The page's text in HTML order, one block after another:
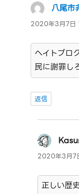
八尾市
2020年3月7日
ヘイトブロ
民に謝罪し
返信
2020年3月7
正しい歴